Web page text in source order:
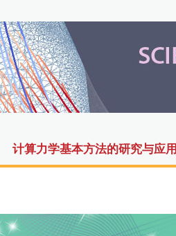
计算力学基本方法的研究与应用